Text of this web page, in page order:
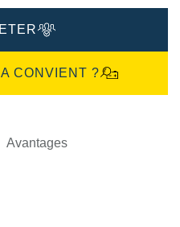
CONVIENT ?
Avantages